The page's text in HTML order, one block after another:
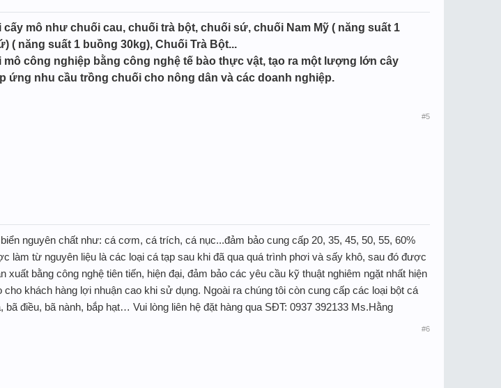
mô như chuối cau, chuối trà bột, chuối sứ, chuối Nam Mỹ ( năng suất 1
( năng suất 1 buồng 30kg), Chuối Trà Bột...
công nghiệp bằng công nghệ tế bào thực vật, tạo ra một lượng lớn cây
ứng nhu cầu trồng chuối cho nông dân và các doanh nghiệp.
#5
nguyên chất như: cá cơm, cá trích, cá nục...đảm bảo cung cấp 20, 35, 45, 50, 55, 60%
làm từ nguyên liệu là các loại cá tạp sau khi đã qua quá trình phơi và sấy khô, sau đó được
bằng công nghệ tiên tiến, hiện đại, đảm bảo các yêu cầu kỹ thuật nghiêm ngặt nhất hiện
khách hàng lợi nhuận cao khi sử dụng. Ngoài ra chúng tôi còn cung cấp các loại bột cá
điều, bã nành, bắp hạt… Vui lòng liên hệ đặt hàng qua SĐT: 0937 392133 Ms.Hằng
#6